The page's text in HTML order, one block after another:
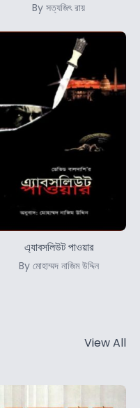
By সত্যজিৎ রায়
এ্যাবসলিউট পাওয়ার
By মোহাম্মদ নাজিম উদ্দিন
View All